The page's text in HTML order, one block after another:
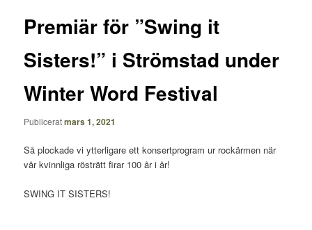
Premiär för ”Swing it
Sisters!” i Strömstad under
Winter Word Festival
Publiceratmars 1, 2021
Så plockade vi ytterligare ett konsertprogram ur rockärmen när
vår kvinnliga rösträtt firar 100 år i år!
SWING IT SISTERS!